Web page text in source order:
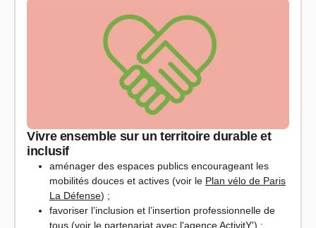
Vivre ensemble sur un territoire durable et
inclusif
aménager des espaces publics encourageant les
mobilités douces et actives (voir le Plan vélo de Paris
La Défense) ;
favoriser l’inclusion et l’insertion professionnelle de
tous (voir le partenariat avec l'agence ActivitY') ;